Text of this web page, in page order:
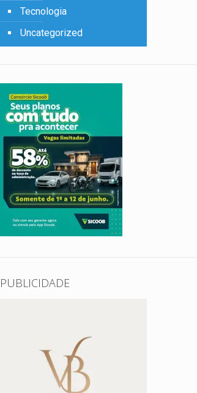
Tecnologia
Uncategorized
PUBLICIDADE